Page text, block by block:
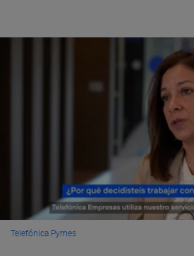
Telefónica Pymes